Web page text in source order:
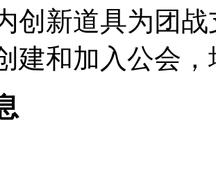
创新道具为团
建和加入公会